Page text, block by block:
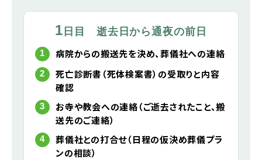
1 日目 逝去日から通夜の前日
病院からの搬送先を決め、葬儀社への連絡
死亡診断書（死体検案書）の受取りと内容
確認
お寺や教会への連絡（ご逝去されたこと、搬
送先のご連絡）
葬儀社との打合せ（日程の仮決め葬儀プラ
ンの相談）